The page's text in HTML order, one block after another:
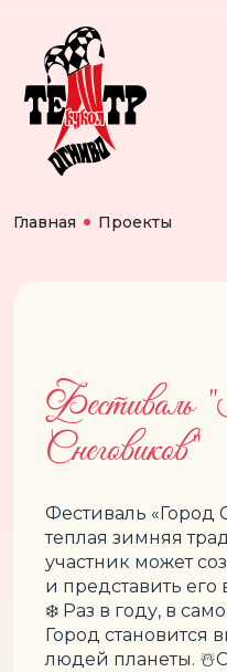
Главная Проекты
Фестиваль
Снеговиков"
Фестиваль «Город
теплая зимняя
участник может
и представить его
❄️ Раз в году, в
Город
людей планеты.